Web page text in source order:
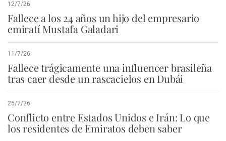
12/7/26
Fallece a los 24 años un hijo del empresario
emiratí Mustafa Galadari
11/7/26
Fallece trágicamente una influencer brasileña
tras caer desde un rascacielos en Dubái
25/7/26
Conflicto entre Estados Unidos e Irán: Lo que
los residentes de Emiratos deben saber